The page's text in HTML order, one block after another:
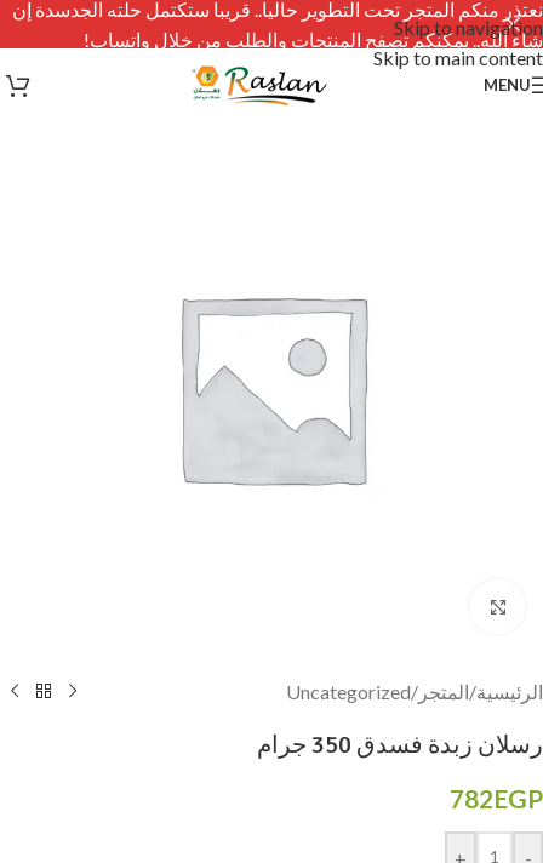
Skip to navigation
Skip to main content
نعتذر منكم المتجر تحت التطوير حاليا.. قريبا ستكتمل حلته الجدسدة إن
شاء الله.. يمكنكم تصفح المنتجات والطلب من خلال واتساب!
MENU
الرئيسية/المتجر /
Uncategorized
رسلان زبدة فسدق 350 جرام
782EGP
-
+